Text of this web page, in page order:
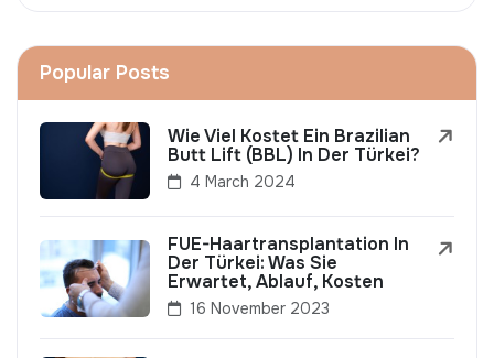
Popular Posts
Wie Viel Kostet Ein Brazilian
Butt Lift (BBL) In Der Türkei?
4 March 2024
FUE-Haartransplantation In
Der Türkei: Was Sie
Erwartet, Ablauf, Kosten
16 November 2023